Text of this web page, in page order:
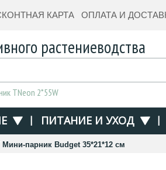
КАРТА ОПЛАТА И
растениеводства
TNeon 2*55W
| ПИТАНИЕ И УХОД |
Мини-парник Budget 35*21*12 см